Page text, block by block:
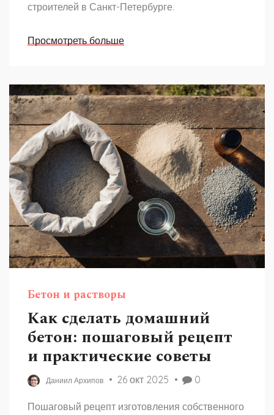
строителей в Санкт-Петербурге.
Просмотреть больше
Бетон и растворы
Как сделать домашний
бетон: пошаговый рецепт
и практические советы
Даниил Архипов 26 окт 2025 0
Пошаговый рецепт изготовления собственного